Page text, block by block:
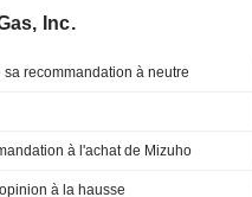
Inc.
recommandation à neutre
à l'achat de Mizuho
à la hausse